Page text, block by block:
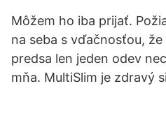
Môžem ho iba prijať.
na seba s vďačnosťou,
predsa len jeden odev
mňa. MultiSlim je zdravý